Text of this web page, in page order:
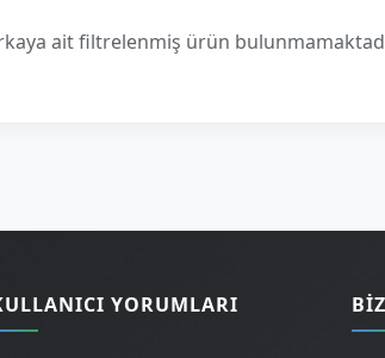
ait filtrelenmiş ürün
YORUMLARI